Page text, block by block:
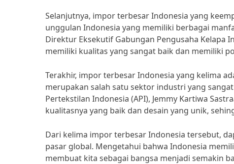
Selanjutnya, impor terbesar Indonesia yang
unggulan Indonesia yang memiliki berbagai
Direktur Eksekutif Gabungan Pengusaha Kelapa
memiliki kualitas yang sangat baik dan memiliki
Terakhir, impor terbesar Indonesia yang kelima
merupakan salah satu sektor industri yang
Pertekstilan Indonesia (API), Jemmy Kartiwa
kualitasnya yang baik dan desain yang unik,
Dari kelima impor terbesar Indonesia tersebut,
pasar global. Mengetahui bahwa Indonesia
membuat kita sebagai bangsa menjadi semakin